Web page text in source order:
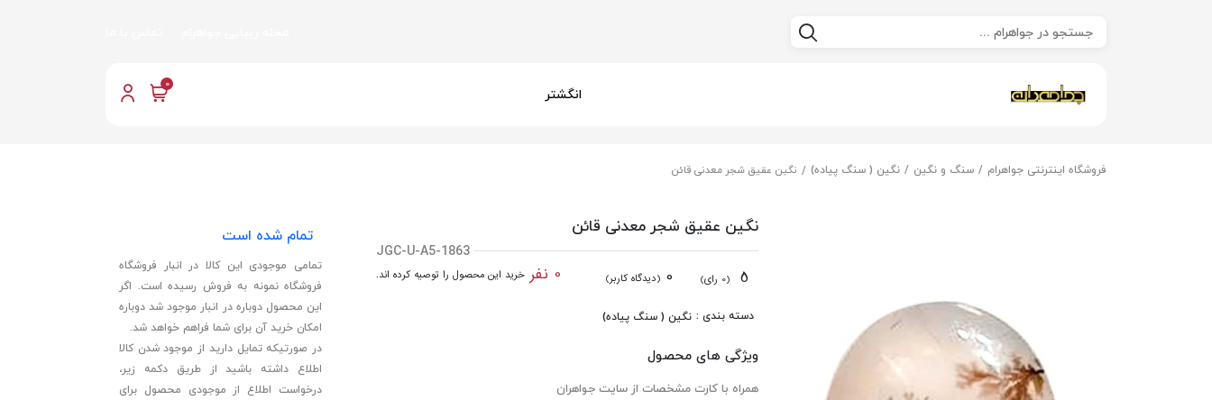
انگشتر 0
فروشگاه اینترنتی جواهرام سنگ و نگین نگین ( سنگ پیاده) نگین عقیق شجر معدنی قائن
نگین عقیق شجر معدنی قائن
JGC-U-A5-1863
(0 رای) 0 (دیدگاه کاربر) 0 نفر خرید این محصول را توصیه کرده اند.
دسته بندی : نگین ( سنگ پیاده)
ویژگی های محصول
همراه با کارت مشخصات از سایت جواهران
تمام شده است
تمامی موجودی این کالا در انبار فروشگاه
فروشگاه نمونه به فروش رسیده است. اگر
این محصول دوباره در انبار موجود شد دوباره
امکان خرید آن برای شما فراهم خواهد شد.
در صورتیکه تمایل دارید از موجود شدن کالا
اطلاع داشته باشید از طریق دکمه زیر،
درخواست اطلاع از موجودی محصول برای